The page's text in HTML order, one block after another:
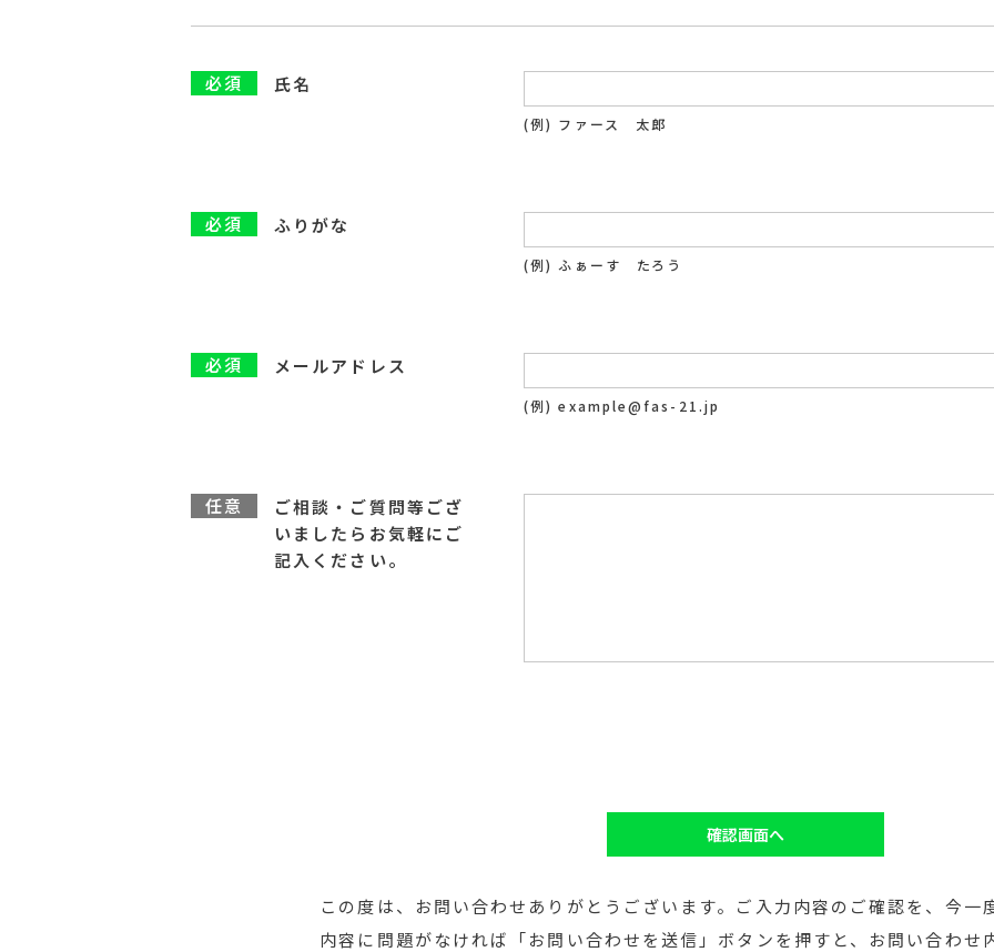
必須 氏名
(例) ファース 太郎
必須 ふりがな
(例) ふぁーす たろう
必須 メールアドレス
(例) example@fas-21.jp
任意
ご相談・ご質問等ござ
いましたらお気軽にご
記入ください。
確認画面へ
この度は、お問い合わせありがとうございます。ご入力内容のご確認を、今一
内容に問題がなければ「お問い合わせを送信」ボタンを押すと、お問い合わせ